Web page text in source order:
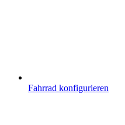
Fahrrad konfigurieren